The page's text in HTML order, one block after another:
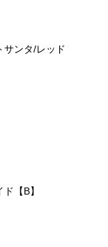
サンタ/レッド
【B】